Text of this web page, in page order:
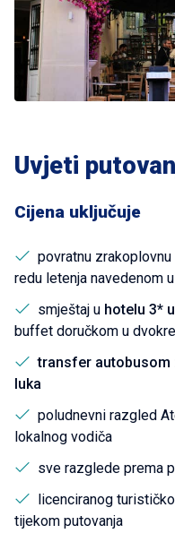
Uvjeti
Cijena uključuje
povratnu
redu letenja navedenom
smještaj u hotelu 3*
buffet doručkom u
transfer autobusom
luka
poludnevni razgled
lokalnog vodiča
sve razglede prema
licenciranog
tijekom putovanja